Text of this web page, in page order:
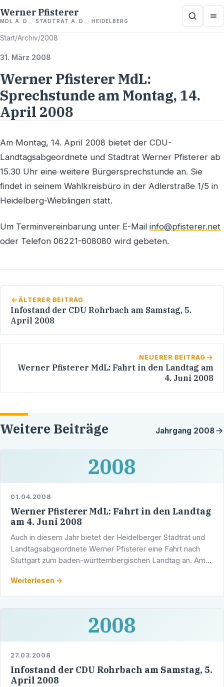
Werner Pfisterer
MDL A. D. · STADTRAT A. D. · HEIDELBERG
Start/Archiv/2008
31. März 2008
Werner Pfisterer MdL:
Sprechstunde am Montag, 14.
April 2008
Am Montag, 14. April 2008 bietet der CDU-
Landtagsabgeordnete und Stadtrat Werner Pfisterer ab
15.30 Uhr eine weitere Bürgersprechstunde an. Sie
findet in seinem Wahlkreisbüro in der Adlerstraße 1/5 in
Heidelberg-Wieblingen statt.
Um Terminvereinbarung unter E-Mail info@pfisterer.net
oder Telefon 06221-608080 wird gebeten.
ÄLTERER BEITRAG
Infostand der CDU Rohrbach am Samstag, 5.
April 2008
NEUERER BEITRAG
Werner Pfisterer MdL: Fahrt in den Landtag am
4. Juni 2008
Weitere Beiträge Jahrgang 2008
2008
01.04.2008
Werner Pfisterer MdL: Fahrt in den Landtag
am 4. Juni 2008
Auch in diesem Jahr bietet der Heidelberger Stadtrat und
Landtagsabgeordnete Werner Pfisterer eine Fahrt nach
Stuttgart zum baden-württembergischen Landtag an. Am
Weiterlesen →
2008
27.03.2008
Infostand der CDU Rohrbach am Samstag, 5.
April 2008